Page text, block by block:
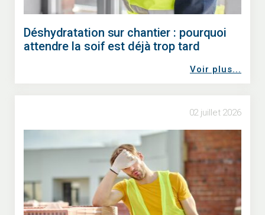
Déshydratation sur chantier : pourquoi
attendre la soif est déjà trop tard
Voir plus...
02 juillet 2026